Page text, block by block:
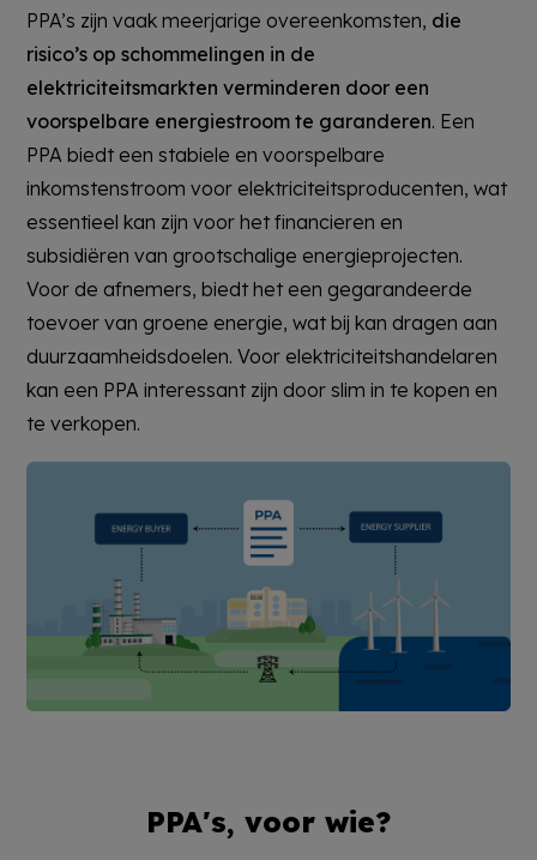
PPA’s zijn vaak meerjarige overeenkomsten, die
risico’s op schommelingen in de
elektriciteitsmarkten verminderen door een
voorspelbare energiestroom te garanderen. Een
PPA biedt een stabiele en voorspelbare
inkomstenstroom voor elektriciteitsproducenten, wat
essentieel kan zijn voor het financieren en
subsidiëren van grootschalige energieprojecten.
Voor de afnemers, biedt het een gegarandeerde
toevoer van groene energie, wat bij kan dragen aan
duurzaamheidsdoelen. Voor elektriciteitshandelaren
kan een PPA interessant zijn door slim in te kopen en
te verkopen.
PPA's, voor wie?